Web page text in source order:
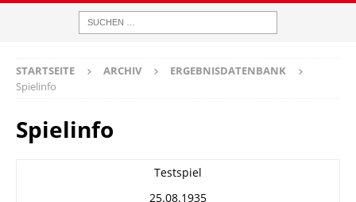
STARTSEITE ARCHIV
ERGEBNISDATENBANK
Spielinfo
Spielinfo
Testspiel
25.08.1935